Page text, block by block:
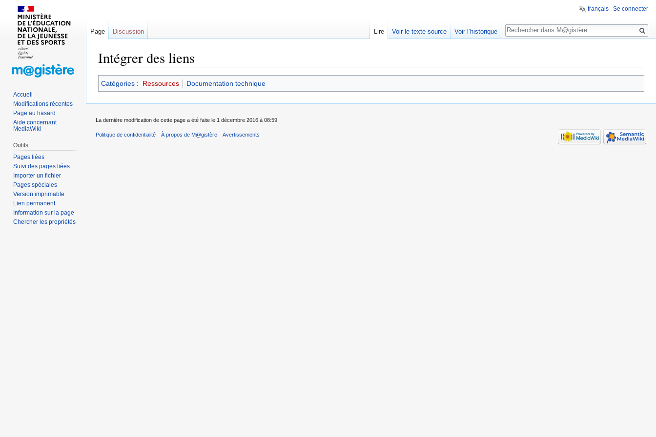
Intégrer des liens
Sauter
à
la
Sauter
à
la
Catégories : Ressources Documentation technique
français Se connecter
Page Discussion Lire Voir le texte source Voir l’historique
Rechercher
Accueil
Modifications récentes
Page au hasard
Aide concernant
MediaWiki
Outils
Pages liées
Suivi des pages liées
Importer un fichier
Pages spéciales
Version imprimable
Lien permanent
Information sur la page
Chercher les propriétés
La dernière modification de cette page a été faite le 1 décembre 2016 à 08:59.
Politique de confidentialité À propos de M@gistère Avertissements